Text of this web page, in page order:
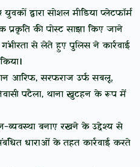
द्वारा सोशल मीडिया प्लेटफॉर्म
की पोस्ट साझा किए जाने
से लेते हुए पुलिस ने कार्रवाई
आरिफ, सरफराज उर्फ सबलू,
पटैला, थाना खुटहन के रूप में
व्यवस्था बनाए रखने के उद्देश्य से
धाराओं के तहत कार्रवाई करते